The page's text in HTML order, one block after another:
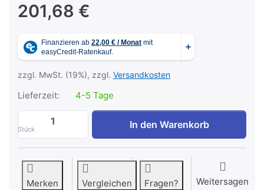
201,68 €
zzgl. MwSt. (19%), zzgl. Versandkosten
Lieferzeit: 4-5 Tage
Stück
Vertikaler Hantelständer STR37 HMS zu
In den Warenkorb
Merken Vergleichen Fragen? Weitersagen